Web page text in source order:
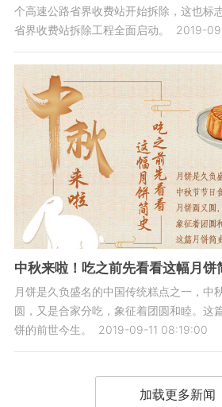
个高速公路省界收费站开始拆除，这也标
省界收费站拆除工程全面启动。
2019-
中秋来啦！吃之前先看看这幅月饼
月饼是久负盛名的中国传统糕点之一，中
圆，又是合家分吃，象征着团圆和睦。这
饼的前世今生。
2019-09-11 08:19:00
加载更多新闻